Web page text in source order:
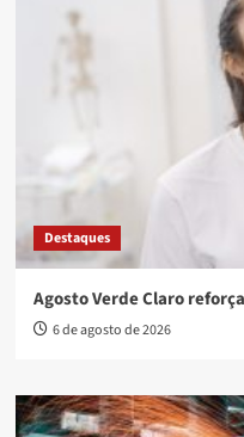
Destaques
Agosto Verde Claro
6 de agosto de 2026